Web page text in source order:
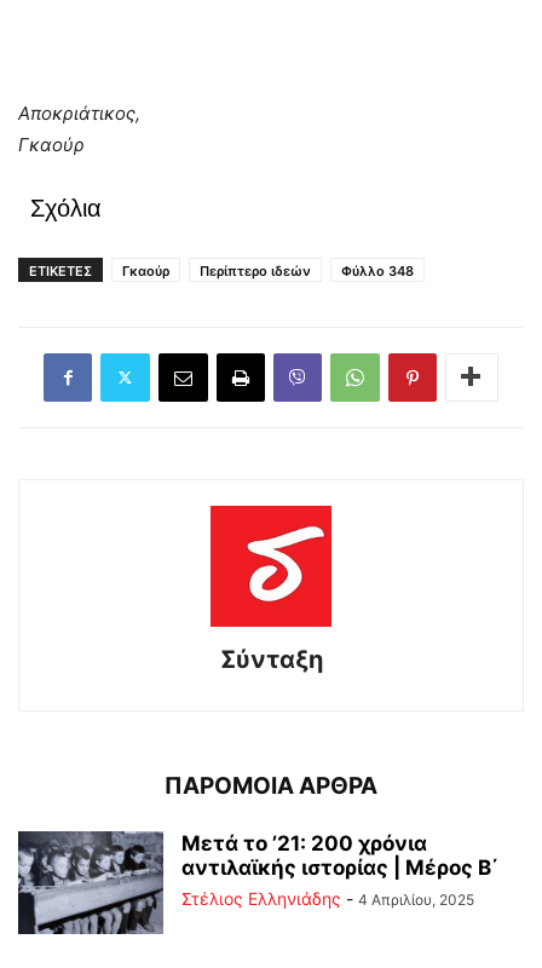
Αποκριάτικος,
Γκαούρ
Σχόλια
ΕΤΙΚΕΤΕΣ Γκαούρ Περίπτερο ιδεών Φύλλο 348
Σύνταξη
ΠΑΡΟΜΟΙΑ ΑΡΘΡΑ
Μετά το ’21: 200 χρόνια
αντιλαϊκής ιστορίας | Μέρος Β΄
Στέλιος Ελληνιάδης - 4 Απριλίου, 2025